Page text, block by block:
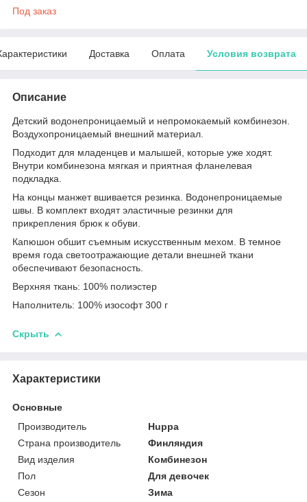
Под заказ
Доставка Оплата Условия возврата
Описание
Детский водонепроницаемый и непромокаемый комбинезон.
Воздухопроницаемый внешний материал.
Подходит для младенцев и малышей, которые уже ходят.
Внутри комбинезона мягкая и приятная фланелевая
подкладка.
На концы манжет вшивается резинка. Водонепроницаемые
швы. В комплект входят эластичные резинки для
прикрепления брюк к обуви.
Капюшон обшит съемным искусственным мехом. В темное
время года светоотражающие детали внешней ткани
обеспечивают безопасность.
Верхняя ткань: 100% полиэстер
Наполнитель: 100% изософт 300 г
Скрыть
Характеристики
Основные
Производитель
Huppa
Страна производитель
Финляндия
Вид изделия
Комбинезон
Пол
Для девочек
Сезон
Зима